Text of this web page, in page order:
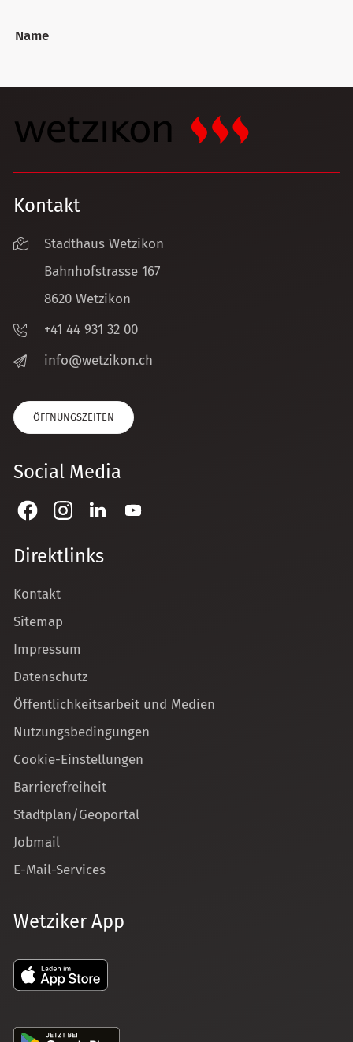
Name
Kontakt
Stadthaus Wetzikon
Bahnhofstrasse 167
8620 Wetzikon
+41 44 931 32 00
nf
w tz k n ch
ÖFFNUNGSZEITEN
Social Media
Direktlinks
Kontakt
Sitemap
Impressum
Datenschutz
Öffentlichkeitsarbeit und Medien
Nutzungsbedingungen
Cookie-Einstellungen
Barrierefreiheit
Stadtplan/Geoportal
Jobmail
E-Mail-Services
Wetziker App